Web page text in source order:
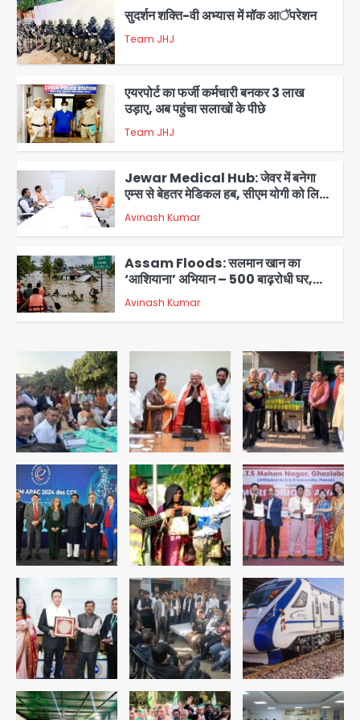
2
सुदर्शन शक्ति-वी अभ्यास में मॉक आॅपरेशन
Team JHJ
3
एयरपोर्ट का फर्जी कर्मचारी बनकर 3 लाख
उड़ाए, अब पहुंचा सलाखों के पीछे
Team JHJ
4
Jewar Medical Hub: जेवर में बनेगा
एम्स से बेहतर मेडिकल हब, सीएम योगी को लिखा
पत्र
Avinash Kumar
5
Assam Floods: सलमान खान का
‘आशियाना’ अभियान – 500 बाढ़रोधी घर,
220 तैयार; जुबीन गर्ग की विरासत और बॉलीवुड
सितारों का जमीनी सहयोग
Avinash Kumar
1
युवा इनोवेटरों की सोच से हाईटेक होगी दिल्ली
Team JHJ
2
सुदर्शन शक्ति-वी अभ्यास में मॉक आॅपरेशन
Team JHJ
3
एयरपोर्ट का फर्जी कर्मचारी बनकर 3 लाख
उड़ाए, अब पहुंचा सलाखों के पीछे
Team JHJ
4
Jewar Medical Hub: जेवर में बनेगा
एम्स से बेहतर मेडिकल हब, सीएम योगी को लिखा
पत्र
Avinash Kumar
Assam Floods: सलमान खान का
‘आशियाना’ अभियान – 500 बाढ़रोधी घर,